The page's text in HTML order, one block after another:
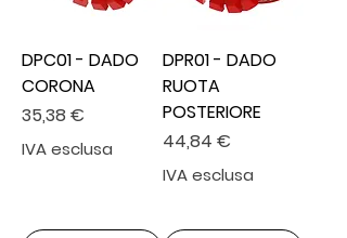
DPC01 - DADO
CORONA
Prezzo
35,38 €
IVA esclusa
DPR01 - DADO
RUOTA
POSTERIORE
Prezzo
44,84 €
IVA esclusa